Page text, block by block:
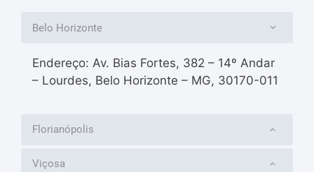
Belo Horizonte
Endereço: Av. Bias Fortes, 382 – 14º Andar
– Lourdes, Belo Horizonte – MG, 30170-011
Florianópolis
Viçosa